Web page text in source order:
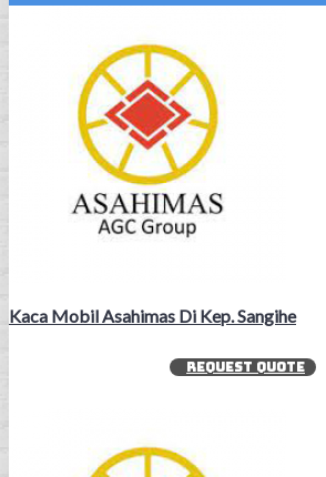
Kaca Mobil Asahimas Di Kep. Sangihe
REQUEST QUOTE